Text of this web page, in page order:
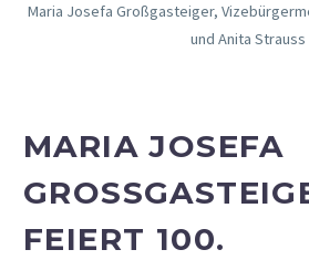
Maria Josefa Großgasteiger,
und Anita Strauss
MARIA JOSEFA
EIERT 100. G